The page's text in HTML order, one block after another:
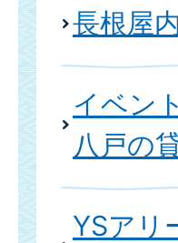
長根屋
イベン
八戸の
YSアリ